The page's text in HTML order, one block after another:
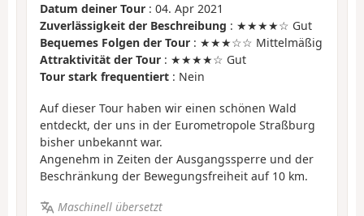
Datum deiner Tour : 04. Apr 2021
Zuverlässigkeit der Beschreibung : ★★★★☆ Gut
Bequemes Folgen der Tour : ★★★☆☆ Mittelmäßig
Attraktivität der Tour : ★★★★☆ Gut
Tour stark frequentiert : Nein
Auf dieser Tour haben wir einen schönen Wald
entdeckt, der uns in der Eurometropole Straßburg
bisher unbekannt war.
Angenehm in Zeiten der Ausgangssperre und der
Beschränkung der Bewegungsfreiheit auf 10 km.
Maschinell übersetzt